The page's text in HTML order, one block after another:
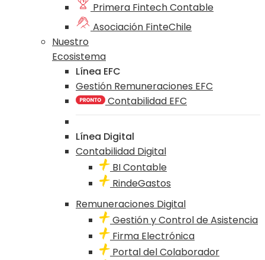
Primera Fintech Contable
Asociación FinteChile
Nuestro
Ecosistema
Línea EFC
Gestión Remuneraciones EFC
Contabilidad EFC
Línea Digital
Contabilidad Digital
BI Contable
RindeGastos
Remuneraciones Digital
Gestión y Control de Asistencia
Firma Electrónica
Portal del Colaborador